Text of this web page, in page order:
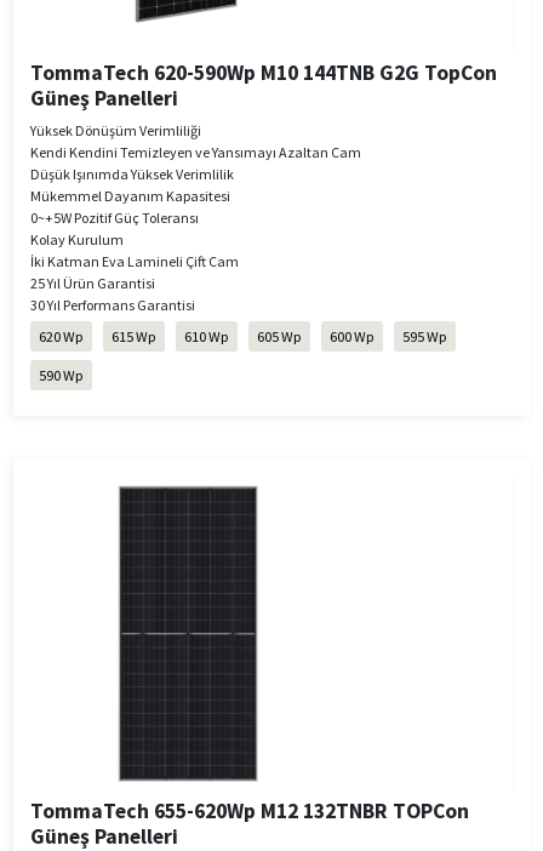
TommaTech 620-590Wp M10 144TNB G2G TopCon
Güneş Panelleri
Yüksek Dönüşüm Verimliliği
Kendi Kendini Temizleyen ve Yansımayı Azaltan Cam
Düşük Işınımda Yüksek Verimlilik
Mükemmel Dayanım Kapasitesi
0~+5W Pozitif Güç Toleransı
Kolay Kurulum
​​​​​​​İki Katman Eva Lamineli Çift Cam
25 Yıl Ürün Garantisi
30 Yıl Performans Garantisi
620 Wp
615 Wp 610 Wp 605 Wp 600 Wp 595 Wp
590 Wp
TommaTech 655-620Wp M12 132TNBR TOPCon
Güneş Panelleri